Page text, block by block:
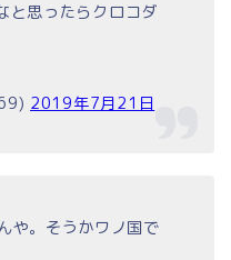
と思ったらクロコダ
2019年7月21日
や。そうかワノ国で